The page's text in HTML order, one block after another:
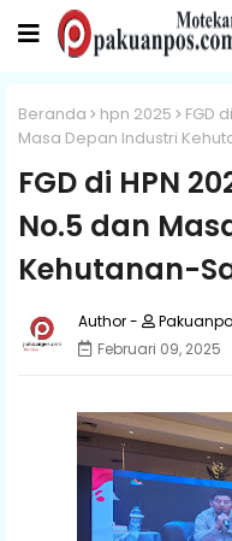
Beranda hpn 2025
FGD
Masa Depan Industri
FGD di HPN
No.5 dan
Kehutanan-
Februari 09, 2025